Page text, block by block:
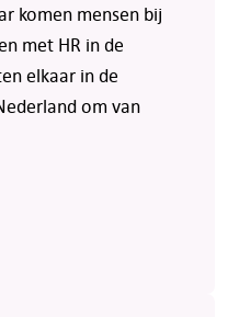
komen mensen bij
met HR in de
elkaar in de
om van